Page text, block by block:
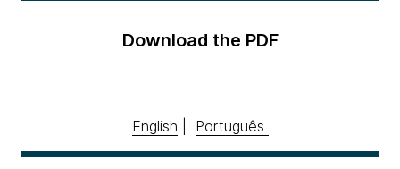
Download the PDF
English Português